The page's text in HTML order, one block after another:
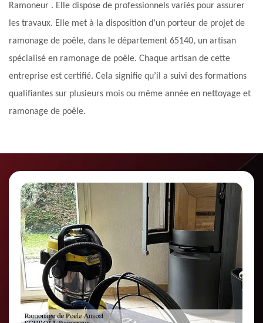
Ramoneur . Elle dispose de professionnels variés pour assurer
les travaux. Elle met à la disposition d’un porteur de projet de
ramonage de poêle, dans le département 65140, un artisan
spécialisé en ramonage de poêle. Chaque artisan de cette
entreprise est certifié. Cela signifie qu’il a suivi des formations
qualifiantes sur plusieurs mois ou même année en nettoyage et
ramonage de poêle.